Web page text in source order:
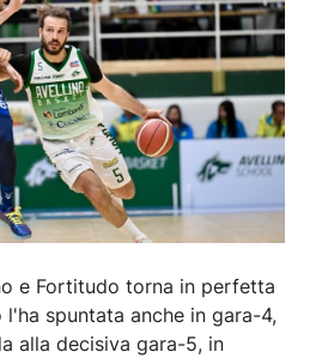
e Fortitudo torna in perfetta
l'ha spuntata anche in gara-4,
alla decisiva gara-5, in